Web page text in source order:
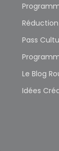
Pass
Le Blog
Idées